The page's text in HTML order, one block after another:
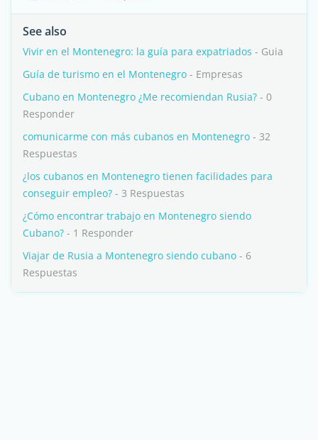
See also
Vivir en el Montenegro: la guía para expatriados - Guia
Guía de turismo en el Montenegro - Empresas
Cubano en Montenegro ¿Me recomiendan Rusia? - 0
Responder
comunicarme con más cubanos en Montenegro - 32
Respuestas
¿los cubanos en Montenegro tienen facilidades para
conseguir empleo? - 3 Respuestas
¿Cómo encontrar trabajo en Montenegro siendo
Cubano? - 1 Responder
Viajar de Rusia a Montenegro siendo cubano - 6
Respuestas